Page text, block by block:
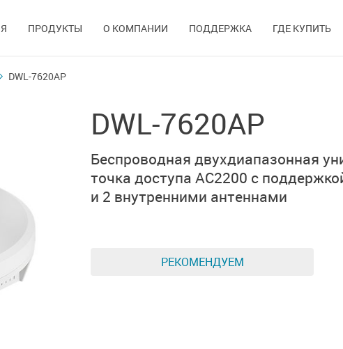
ПРОДУКТЫ О КОМПАНИИ ПОДДЕРЖКА ГДЕ КУПИТЬ
DWL-7620AP
DWL-7620AP
Беспроводная двухдиапазонная
точка доступа AC2200 с
и 2 внутренними антеннами
РЕКОМЕНДУЕМ